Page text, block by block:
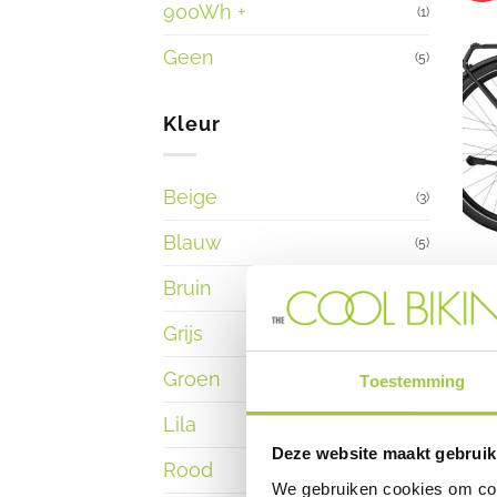
Toestemming
Deze website maakt
We gebruiken cookies om
900Wh + (1)
Geen (5)
Kleur
Beige (3)
Blauw (5)
Bruin (3)
Grijs
Groen (1)
Lila
Rood
€
Dit